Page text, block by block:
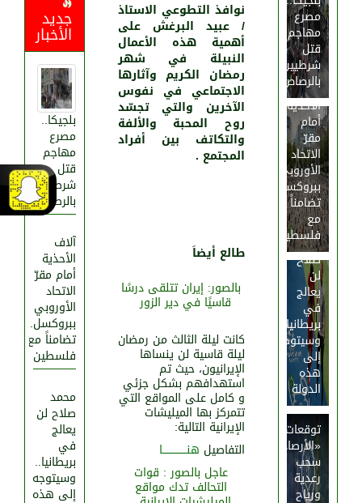
1001 0
751 0
جديد
الأخبار
بلجيكا..
مصرع
مهاجم
قتل
شرطيين
بالرصاص
آلاف
الأحذية
أمام مقرّ
الاتحاد
الأوروبي
ببروكسل..
تضامناً مع
فلسطين
محمد
صلاح لن
يعالج
في
بريطانيا..
وسيتوجه
إلى هذه
مصرع
مهاجم
قتل
شرطيين
بالرصاص
آلاف
الأحذية
أمام
مقرّ
الاتحاد
الأوروبي
ببروكسل..
تضامناً
مع
فلسطين
محمد
صلاح
لن
يعالج
في
بريطانيا..
وسيتوجه
إلى
هذه
الدولة
توقعات
«الأرصاد»:
سحب
رعدية
ورياح
نوافذ التطوعي الاستاذ
/ عبيد البرغش على
أهمية هذه الأعمال
النبيلة في شهر
رمضان الكريم وآثارها
الاجتماعي في نفوس
الآخرين والتي تجسّد
روح المحبة والألفة
والتكاتف بين أفراد
المجتمع .
طالع أيضاَ
بالصور: إيران تتلقى درسًا
قاسيًا في دير الزور
كانت ليلة الثالث من رمضان
‏ليلة قاسية لن ينساها
الإيرانيون، حيث تم
استهدافهم بشكل جزئي
و كامل على المواقع التي
تتمركز بها الميليشات
الإيرانية التالية:
التفاصيل هنـــــــــــــــا
عاجل بالصور : قوات
التحالف تدك مواقع